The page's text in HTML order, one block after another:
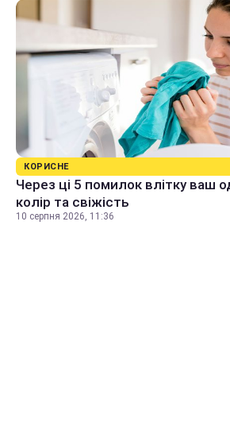
КОРИСНЕ
Через ці 5 помилок влітку ваш
колір та свіжість
10 серпня 2026, 11:36